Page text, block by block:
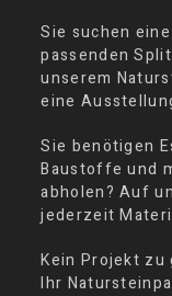
Sie suchen
passenden
unserem
eine
Sie benötigen
Baustoffe und
abholen? Auf
jederzeit
Kein Projekt zu
Ihr